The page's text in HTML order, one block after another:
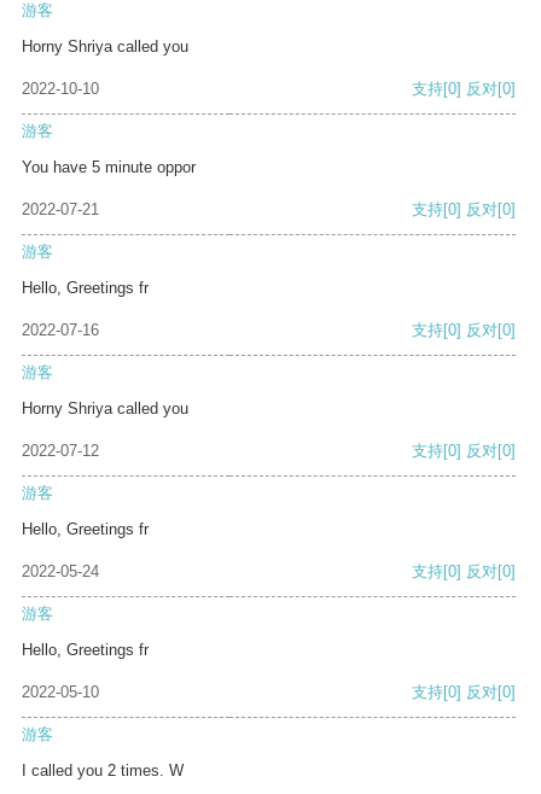
游客
Horny Shriya called you
2022-10-10 支持[0] 反对[0]
游客
You have 5 minute oppor
2022-07-21 支持[0] 反对[0]
游客
Hello, Greetings fr
2022-07-16 支持[0] 反对[0]
游客
Horny Shriya called you
2022-07-12 支持[0] 反对[0]
游客
Hello, Greetings fr
2022-05-24 支持[0] 反对[0]
游客
Hello, Greetings fr
2022-05-10 支持[0] 反对[0]
游客
I called you 2 times. W